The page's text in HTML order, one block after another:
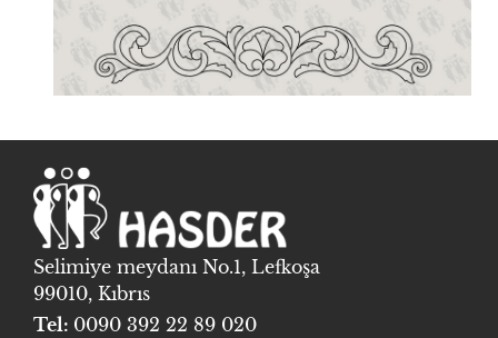
Selimiye meydanı No.1, Lefkoşa
99010, Kıbrıs
Tel: 0090 392 22 89 020